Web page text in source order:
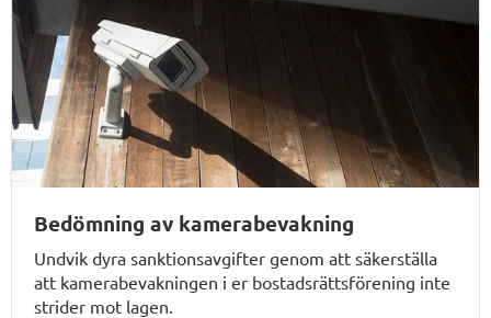
Bedömning av kamerabevakning
Undvik dyra sanktionsavgifter genom att säkerställa
att kamerabevakningen i er bostadsrättsförening inte
strider mot lagen.